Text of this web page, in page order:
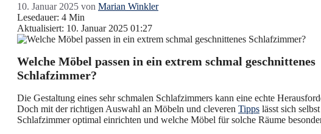
10. Januar 2025 von Marian Winkler
Lesedauer: 4 Min
Aktualisiert: 10. Januar 2025 01:27
Welche Möbel passen in ein extrem schmal geschnittenes
Schlafzimmer?
Die Gestaltung eines sehr schmalen Schlafzimmers kann eine echte
Doch mit der richtigen Auswahl an Möbeln und cleveren Tipps lässt sich
Schlafzimmer optimal einrichten und welche Möbel für solche Räume